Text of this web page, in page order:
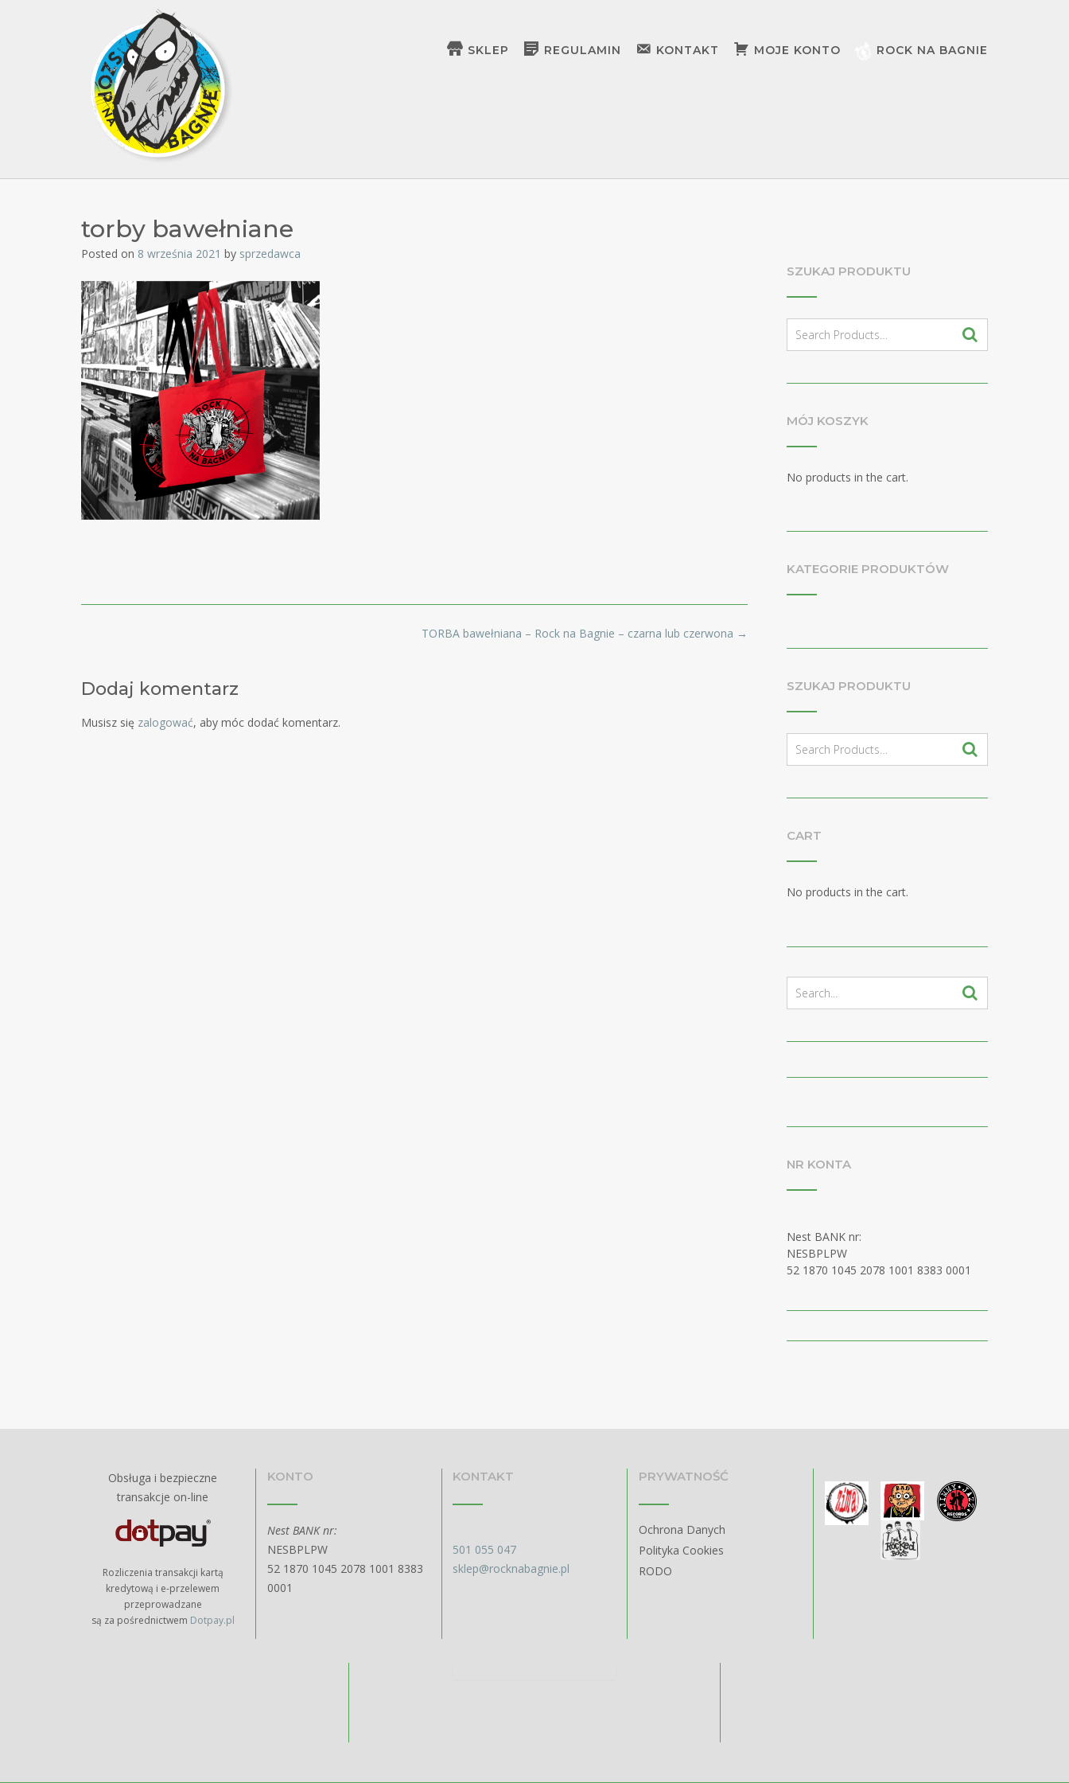
SKLEP REGULAMIN KONTAKT MOJE KONTO ROCK NA BAGNIE
torby bawełniane
Posted on 8 września 2021 by sprzedawca
TORBA bawełniana – Rock na Bagnie – czarna lub czerwona →
Dodaj komentarz
Musisz się zalogować, aby móc dodać komentarz.
SZUKAJ PRODUKTU
for:
MÓJ KOSZYK
No products in the cart.
KATEGORIE PRODUKTÓW
SZUKAJ PRODUKTU
for:
CART
No products in the cart.
NR KONTA
Nest BANK nr:
NESBPLPW
52 1870 1045 2078 1001 8383 0001
Obsługa i bezpieczne
transakcje on-line
Rozliczenia transakcji kartą
kredytową i e-przelewem
przeprowadzane
są za pośrednictwem Dotpay.pl
KONTO
Nest BANK nr:
NESBPLPW
52 1870 1045 2078 1001 8383
0001
KONTAKT
501 055 047
sklep@rocknabagnie.pl
PRYWATNOŚĆ
Ochrona Danych
Polityka Cookies
RODO